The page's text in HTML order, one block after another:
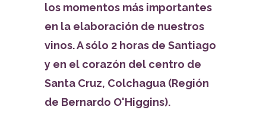
los momentos más importantes
en la elaboración de nuestros
vinos. A sólo 2 horas de Santiago
y en el corazón del centro de
Santa Cruz, Colchagua (Región
de Bernardo O'Higgins).